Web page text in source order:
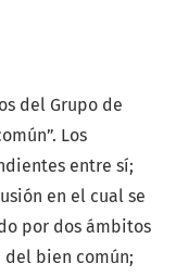
del Grupo de
Los
entre sí;
en el cual se
por dos ámbitos
del bien común;